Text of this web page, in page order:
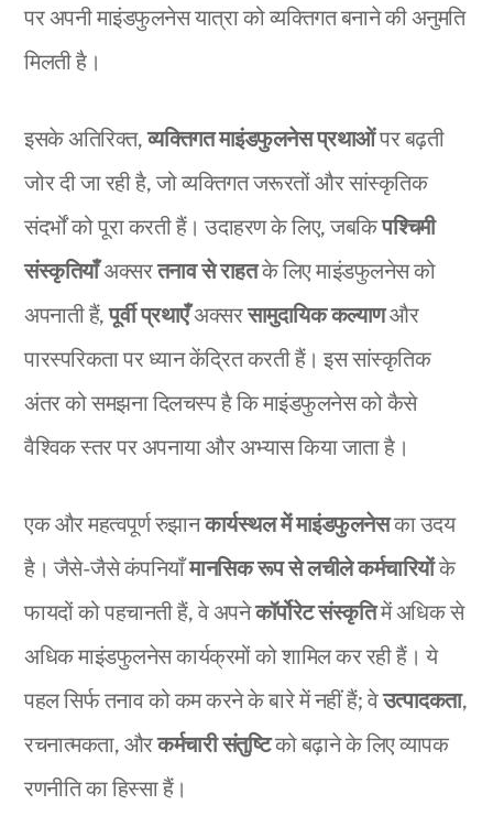
पर अपनी माइंडफुलनेस यात्रा को व्यक्तिगत बनाने की अनुमति
मिलती है।
इसके अतिरिक्त,व्यक्तिगत माइंडफुलनेस प्रथाओंपर बढ़ती
जोर दी जा रही है, जो व्यक्तिगत जरूरतों और सांस्कृतिक
संदर्भों को पूरा करती हैं। उदाहरण के लिए, जबकिपश्चिमी
संस्कृतियाँअक्सरतनाव से राहतके लिए माइंडफुलनेस को
अपनाती हैं,पूर्वी प्रथाएँअक्सरसामुदायिक कल्याणऔर
पारस्परिकता पर ध्यान केंद्रित करती हैं। इस सांस्कृतिक
अंतर को समझना दिलचस्प है कि माइंडफुलनेस को कैसे
वैश्विक स्तर पर अपनाया और अभ्यास किया जाता है।
एक और महत्वपूर्ण रुझानकार्यस्थल में माइंडफुलनेसका उदय
है। जैसे-जैसे कंपनियाँमानसिक रूप से लचीले कर्मचारियोंके
फायदों को पहचानती हैं, वे अपनेकॉर्पोरेट संस्कृतिमें अधिक से
अधिक माइंडफुलनेस कार्यक्रमों को शामिल कर रही हैं। ये
पहल सिर्फ तनाव को कम करने के बारे में नहीं हैं; वेउत्पादकता,
रचनात्मकता, औरकर्मचारी संतुष्टिको बढ़ाने के लिए व्यापक
रणनीति का हिस्सा हैं।